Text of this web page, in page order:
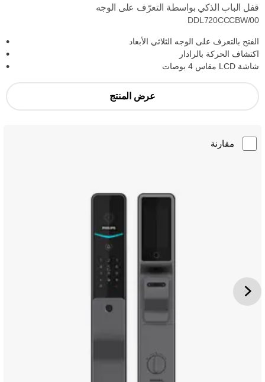
قفل الباب الذكي بواسطة التعرّف على الوجه
DDL720CCCBW/00
الفتح بالتعرف على الوجه الثلاثي الأبعاد
اكتشاف الحركة بالرادار
شاشة LCD مقاس 4 بوصات
عرض المنتج
مقارنة